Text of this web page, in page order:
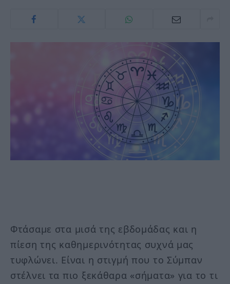
Φτάσαμε στα μισά της εβδομάδας και η
πίεση της καθημερινότητας συχνά μας
τυφλώνει. Είναι η στιγμή που το Σύμπαν
στέλνει τα πιο ξεκάθαρα «σήματα» για το τι